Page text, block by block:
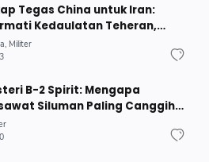
Tegas China untuk Iran:
Kedaulatan Teheran,
Ancaman untuk Pemimpin
Militer
B-2 Spirit: Mengapa
Siluman Paling Canggih
ini Tak Pernah Dijual ke Negara